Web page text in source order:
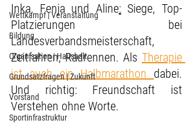
Wettkampf | Veranstaltung
Bildung
Organisation | Haushalt
Grundsatzfragen | Zukunft
Vorstand
Sportinfrastruktur
Inka, Fenja und Aline: Siege, Top-
Platzierungen bei
Landesverbandsmeisterschaft,
Zeitfahren, Radrennen. Als Therapie
ist auch ein Halbmarathon dabei.
Und richtig: Freundschaft ist
Verstehen ohne Worte.